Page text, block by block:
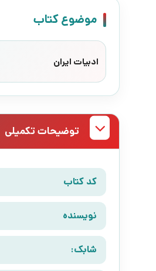
موضوع کتاب
ادبیات ایران
توضیحات تکمیلی
کد کتاب
نویسنده
شابک: